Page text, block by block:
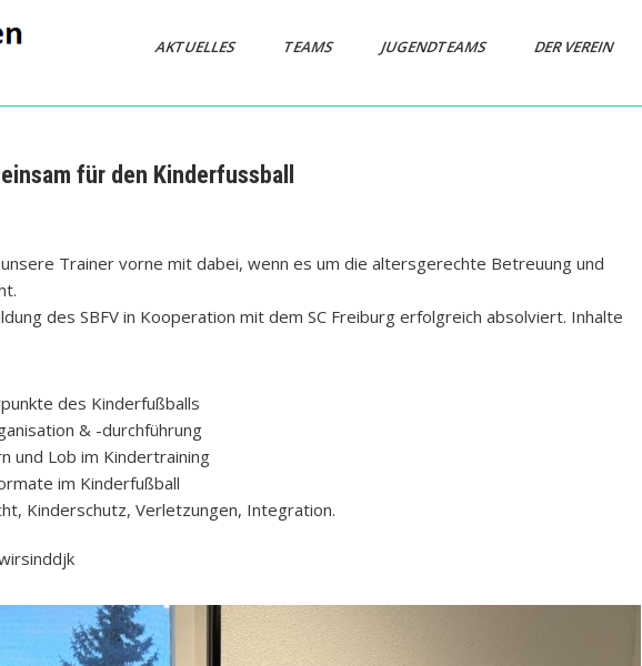
AKTUELLES TEAMS JUGENDTEAMS DER VEREIN
für den Kinderfussball
Trainer vorne mit dabei, wenn es um die altersgerechte Betreuung und
des SBFV in Kooperation mit dem SC Freiburg erfolgreich absolviert. Inhalte
des Kinderfußballs
& -durchführung
und Lob im Kindertraining
im Kinderfußball
Kinderschutz, Verletzungen, Integration.